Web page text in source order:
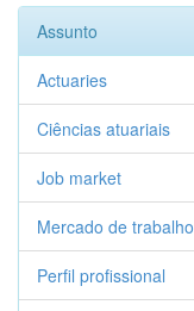
Assunto
Actuaries
Ciências atuariais
Job market
Mercado de trabalho
Perfil profissional